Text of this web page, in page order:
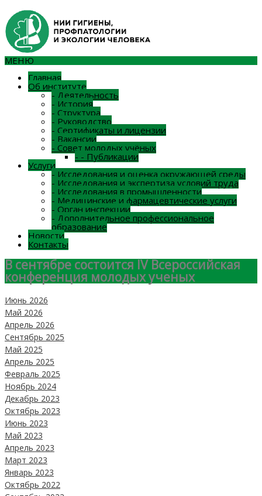
МЕНЮ
Главная
Об институте
- Деятельность
- История
- Структура
- Руководство
- Сертификаты и лицензии
- Вакансии
- Совет молодых учёных
- - Публикации
Услуги
- Исследования и оценка окружающей среды
- Исследования и экспертиза условий труда
- Исследования в промышленности
- Медицинские и фармацевтические услуги
- Орган инспекции
- Дополнительное профессиональное
образование
Новости
Контакты
В сентябре состоится IV Всероссийская
конференция молодых ученых
Июнь 2026
Май 2026
Апрель 2026
Сентябрь 2025
Май 2025
Апрель 2025
Февраль 2025
Ноябрь 2024
Декабрь 2023
Октябрь 2023
Июнь 2023
Май 2023
Апрель 2023
Март 2023
Январь 2023
Октябрь 2022